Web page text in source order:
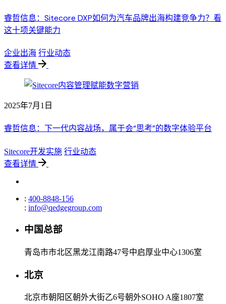
睿哲信息：Sitecore DXP如何为汽车品牌出海构建竞争力？看
这十项关键能力
企业出海 行业动态
查看详情
2025年7月1日
睿哲信息：下一代内容战场，属于会“思考”的数字体验平台
Sitecore开发实施 行业动态
查看详情
: 400-8848-156
: info@qedgegroup.com
中国总部
青岛市市北区黑龙江南路47号中启厚业中心1306室
北京
北京市朝阳区朝外大街乙6号朝外SOHO A座1807室